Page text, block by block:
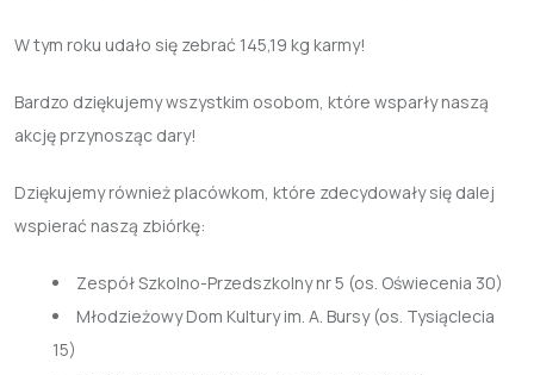
W tym roku udało się zebrać 145,19 kg karmy!
Bardzo dziękujemy wszystkim osobom, które wsparły naszą
akcję przynosząc dary!
Dziękujemy również placówkom, które zdecydowały się dalej
wspierać naszą zbiórkę:
Zespół Szkolno-Przedszkolny nr 5 (os. Oświecenia 30)
Młodzieżowy Dom Kultury im. A. Bursy (os. Tysiąclecia
15)